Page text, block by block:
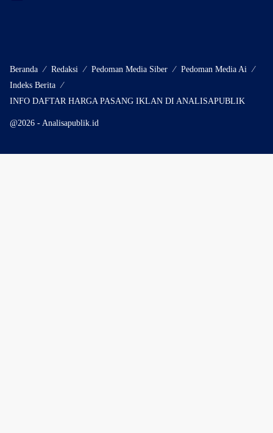
Beranda Redaksi Pedoman Media Siber
Pedoman Media Ai
Indeks Berita
INFO DAFTAR HARGA PASANG IKLAN DI ANALISAPUBLIK
@2026 - Analisapublik.id